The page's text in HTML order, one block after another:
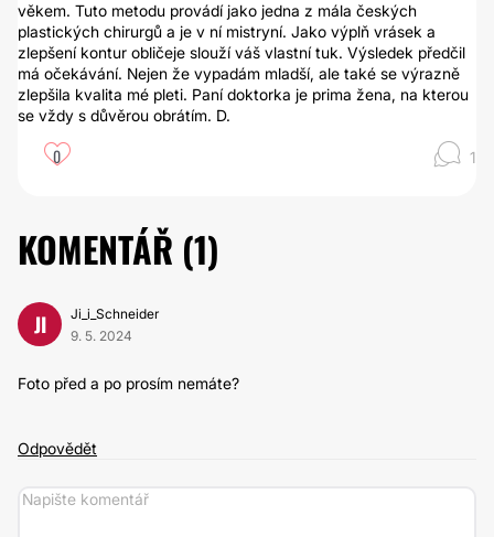
věkem. Tuto metodu provádí jako jedna z mála českých
plastických chirurgů a je v ní mistryní. Jako výplň vrásek a
zlepšení kontur obličeje slouží váš vlastní tuk. Výsledek předčil
má očekávání. Nejen že vypadám mladší, ale také se výrazně
zlepšila kvalita mé pleti. Paní doktorka je prima žena, na kterou
se vždy s důvěrou obrátím. D.
0 1
KOMENTÁŘ (1)
JI
Ji_i_Schneider
9. 5. 2024
Foto před a po prosím nemáte?
Odpovědět